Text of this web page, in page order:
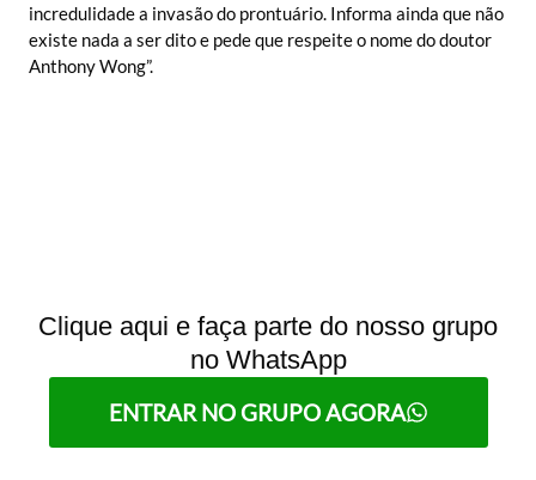
incredulidade a invasão do prontuário. Informa ainda que não
existe nada a ser dito e pede que respeite o nome do doutor
Anthony Wong”.
Clique aqui e faça parte do nosso grupo
no WhatsApp
ENTRAR NO GRUPO AGORA